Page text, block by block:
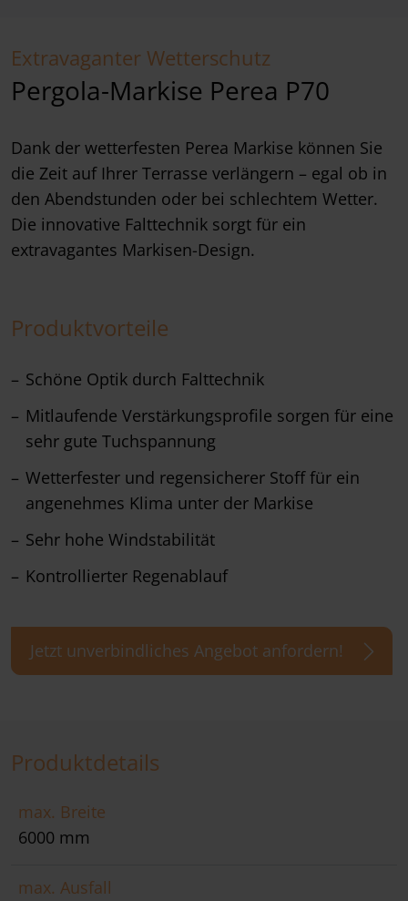
Extravaganter Wetterschutz
Pergola-Markise Perea P70
Dank der wetterfesten Perea Markise können Sie
die Zeit auf Ihrer Terrasse verlängern – egal ob in
den Abendstunden oder bei schlechtem Wetter.
Die innovative Falttechnik sorgt für ein
extravagantes Markisen-Design.
Produktvorteile
Schöne Optik durch Falttechnik
Mitlaufende Verstärkungsprofile sorgen für eine
sehr gute Tuchspannung
Wetterfester und regensicherer Stoff für ein
angenehmes Klima unter der Markise
Sehr hohe Windstabilität
Kontrollierter Regenablauf
Jetzt unverbindliches Angebot anfordern!
Produktdetails
max. Breite
6000 mm
max. Ausfall